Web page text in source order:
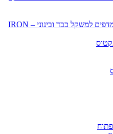
אחסנה כבדה ושינוע, מערכת מדפים למשקל כבד ובינוני – IRON